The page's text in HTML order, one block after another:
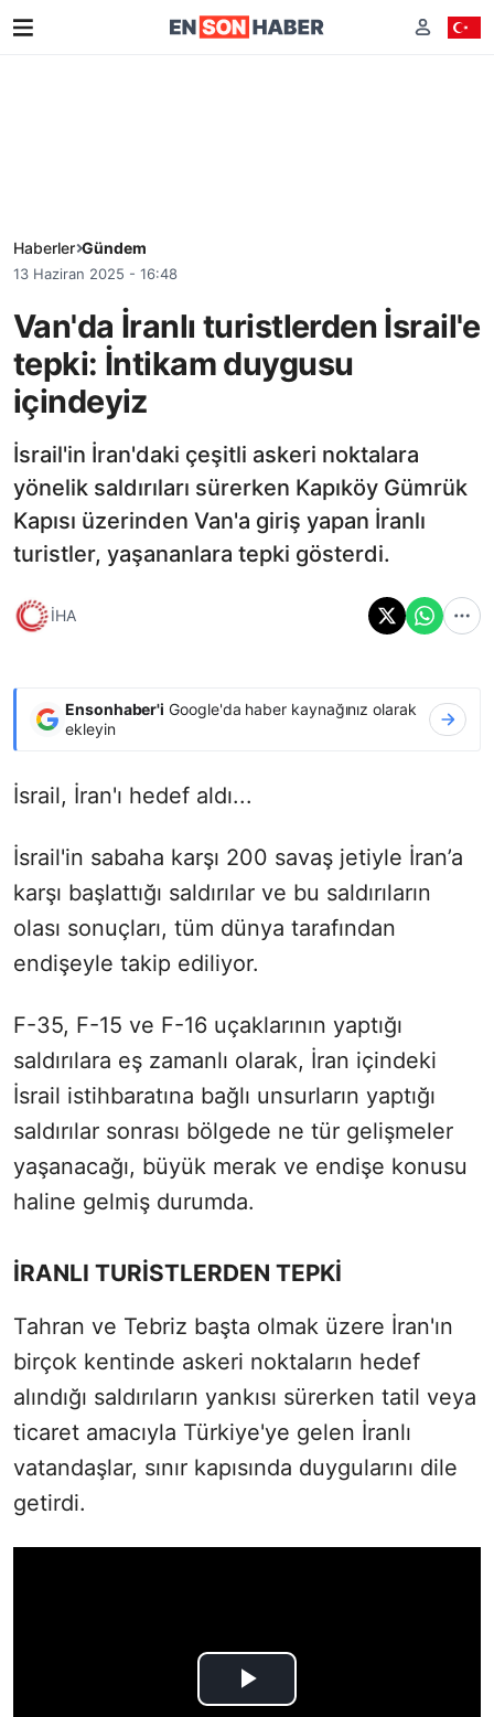
Haberler Gündem
13 Haziran 2025 - 16:48
Van'da İranlı turistlerden İsrail'e
tepki: İntikam duygusu
içindeyiz
İsrail'in İran'daki çeşitli askeri noktalara
yönelik saldırıları sürerken Kapıköy Gümrük
Kapısı üzerinden Van'a giriş yapan İranlı
turistler, yaşananlara tepki gösterdi.
İHA
Ensonhaber'i Google'da haber kaynağınız olarak
ekleyin
İsrail, İran'ı hedef aldı...
İsrail'in sabaha karşı 200 savaş jetiyle İran’a
karşı başlattığı saldırılar ve bu saldırıların
olası sonuçları, tüm dünya tarafından
endişeyle takip ediliyor.
F-35, F-15 ve F-16 uçaklarının yaptığı
saldırılara eş zamanlı olarak, İran içindeki
İsrail istihbaratına bağlı unsurların yaptığı
saldırılar sonrası bölgede ne tür gelişmeler
yaşanacağı, büyük merak ve endişe konusu
haline gelmiş durumda.
İRANLI TURİSTLERDEN TEPKİ
Tahran ve Tebriz başta olmak üzere İran'ın
birçok kentinde askeri noktaların hedef
alındığı saldırıların yankısı sürerken tatil veya
ticaret amacıyla Türkiye'ye gelen İranlı
vatandaşlar, sınır kapısında duygularını dile
getirdi.